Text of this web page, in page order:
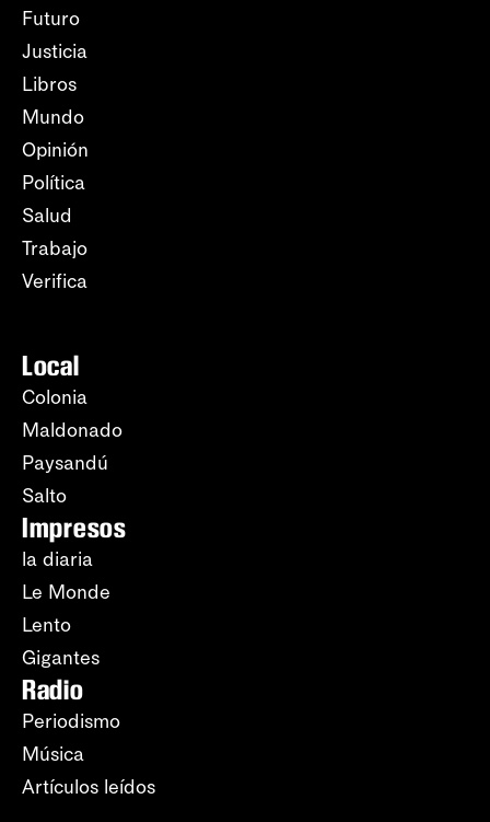
Futuro
Justicia
Libros
Mundo
Opinión
Política
Salud
Trabajo
Verifica
Local
Colonia
Maldonado
Paysandú
Salto
Impresos
la diaria
Le Monde
Lento
Gigantes
Radio
Periodismo
Música
Artículos leídos